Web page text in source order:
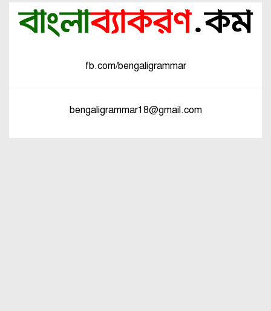
পুরুষবাচক শব্দের শেষে প্রত্যয় যোগে লিঙ্গ
fb.com/bengaligrammar
bengaligrammar18@gmail.com